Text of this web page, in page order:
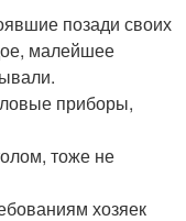
позади своих
малейшее
приборы,
тоже не
хозяек